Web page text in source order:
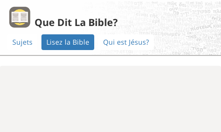
Que Dit La Bible?
Sujets Lisez la Bible Qui est Jésus?